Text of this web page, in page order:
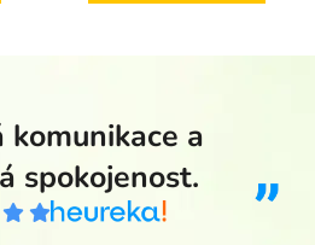
komunikace a
spokojenost.